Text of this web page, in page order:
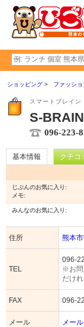
ショッピング ファッショ
スマートブレイン
S-BRAIN
096-223-
基本情報 クチコ
じぶんのお気に入り:
メモ:
みんなのお気に入り:
住所 熊本
TEL
096-
※お問
だけれ
FAX 096-
メール メー